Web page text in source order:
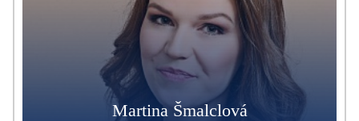
Martina Šmalclová